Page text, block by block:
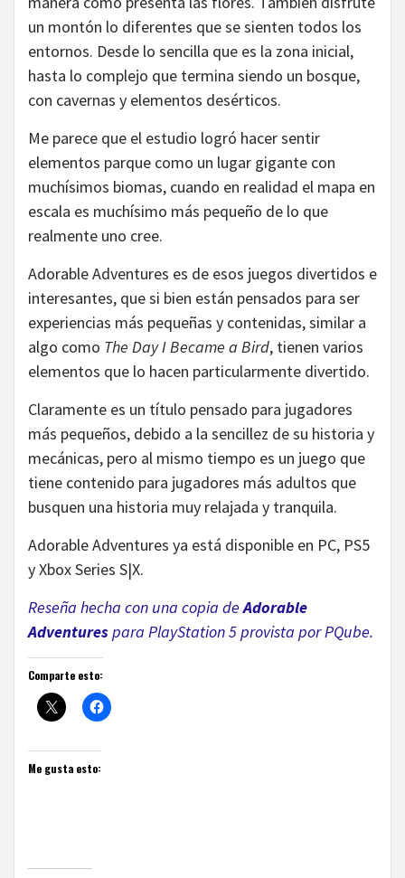
un montón lo diferentes que se sienten todos los
entornos. Desde lo sencilla que es la zona inicial,
hasta lo complejo que termina siendo un bosque,
con cavernas y elementos desérticos.
Me parece que el estudio logró hacer sentir
elementos parque como un lugar gigante con
muchísimos biomas, cuando en realidad el mapa en
escala es muchísimo más pequeño de lo que
realmente uno cree.
Adorable Adventures es de esos juegos divertidos e
interesantes, que si bien están pensados para ser
experiencias más pequeñas y contenidas, similar a
algo como The Day I Became a Bird, tienen varios
elementos que lo hacen particularmente divertido.
Claramente es un título pensado para jugadores
más pequeños, debido a la sencillez de su historia y
mecánicas, pero al mismo tiempo es un juego que
tiene contenido para jugadores más adultos que
busquen una historia muy relajada y tranquila.
Adorable Adventures ya está disponible en PC, PS5
y Xbox Series S|X.
Reseña hecha con una copia deAdorable
Adventurespara PlayStation 5 provista por PQube.
Comparte esto:
Me gusta esto: